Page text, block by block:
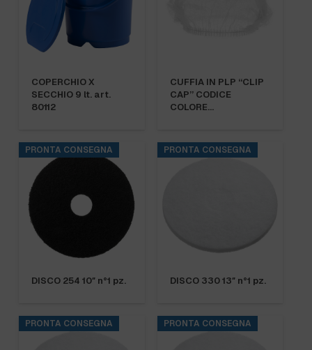
COPERCHIO X
SECCHIO 9 lt. art.
80112
CUFFIA IN PLP “CLIP
CAP” CODICE
COLORE…
PRONTA CONSEGNA
DISCO 254 10″ n°1 pz.
PRONTA CONSEGNA
DISCO 330 13″ n°1 pz.
PRONTA CONSEGNA PRONTA CONSEGNA